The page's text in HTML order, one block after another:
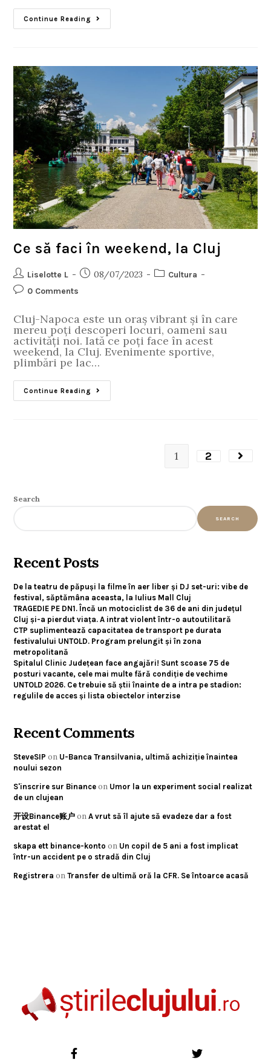
Continue Reading
Ce să faci în weekend, la Cluj
Liselotte L 08/07/2023
Cultura
0 Comments
Cluj-Napoca este un oraș vibrant și în care
mereu poți descoperi locuri, oameni sau
activități noi. Iată ce poți face în acest
weekend, la Cluj. Evenimente sportive,
plimbări pe lac…
Continue Reading
1 2
Search
SEARCH
Recent Posts
De la teatru de păpuși la filme în aer liber și DJ set-uri: vibe de
festival, săptămâna aceasta, la Iulius Mall Cluj
TRAGEDIE PE DN1. Încă un motociclist de 36 de ani din județul
Cluj și-a pierdut viața. A intrat violent într-o autoutilitară
CTP suplimentează capacitatea de transport pe durata
festivalului UNTOLD. Program prelungit și în zona
metropolitană
Spitalul Clinic Județean face angajări! Sunt scoase 75 de
posturi vacante, cele mai multe fără condiție de vechime
UNTOLD 2026. Ce trebuie să știi înainte de a intra pe stadion:
regulile de acces și lista obiectelor interzise
Recent Comments
SteveSIP on U-Banca Transilvania, ultimă achiziție înaintea
noului sezon
S'inscrire sur Binance on Umor la un experiment social realizat
de un clujean
开设Binance账户 onA vrut să îl ajute să evadeze dar a fost
arestat el
skapa ett binance-konto on Un copil de 5 ani a fost implicat
într-un accident pe o stradă din Cluj
Registrera onTransfer de ultimă oră la CFR. Se întoarce acasă